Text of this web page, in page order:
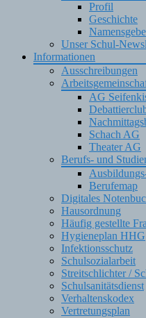
Profil
Geschichte
Unser Schul-
Informationen
Ausschreibungen
AG
Schach AG
Theater AG
Berufs- und
Berufemap
Digitales
Hausordnung
Häufig gestellte
Hygieneplan HHG
Infektionsschutz
Schulsozialarbeit
Streitschlichter /
Schulsanitätsdienst
Verhaltenskodex
Vertretungsplan